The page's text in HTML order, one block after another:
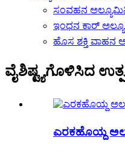
ಸಂವಹನ
ಇಂಧನ ಕಾರ್
ಹೊಸ ಶಕ್ತಿ ವಾಹನ
ವೈಶಿಷ್ಟ್ಯಗೊಳಿಸಿದ
ಎರಕಹೊಯ್ದ